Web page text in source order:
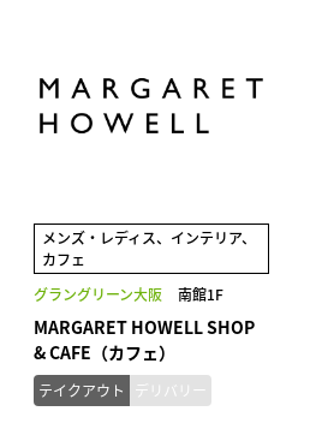
メンズ・レディス、インテリア、
カフェ
グラングリーン大阪
南館1F
MARGARET HOWELL SHOP
& CAFE（カフェ）
テイクアウト デリバリー